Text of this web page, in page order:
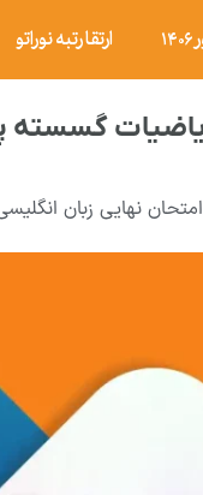
ارتقا رتبه نوراتو
گسسته پایه
امتحان نهایی زبان انگلیسی پایه